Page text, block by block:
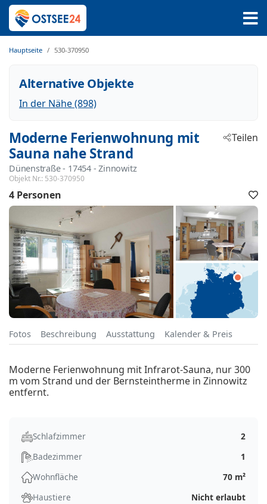
Hauptseite 530-370950
Alternative Objekte
In der Nähe (898)
Moderne Ferienwohnung mit
Sauna nahe Strand
Dünenstraße - 17454 - Zinnowitz
Objekt Nr.: 530-370950
Teilen
4 Personen
Fotos Beschreibung Ausstattung Kalender & Preis
Moderne Ferienwohnung mit Infrarot-Sauna, nur 300
m vom Strand und der Bernsteintherme in Zinnowitz
entfernt.
Schlafzimmer
2
Badezimmer
1
Wohnfläche
70 m²
Haustiere
Nicht erlaubt